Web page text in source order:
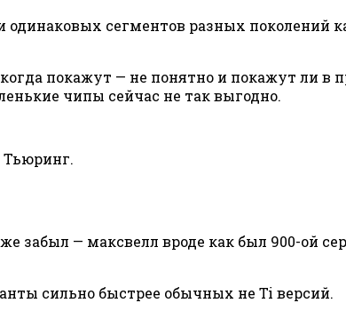
одинаковых сегментов разных поколений
покажут — не понятно и покажут ли в
чипы сейчас не так выгодно.
Тьюринг.
забыл — максвелл вроде как был 900-ой
сильно быстрее обычных не Ti версий.